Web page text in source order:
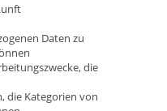
Daten zu
die
die Kategorien von